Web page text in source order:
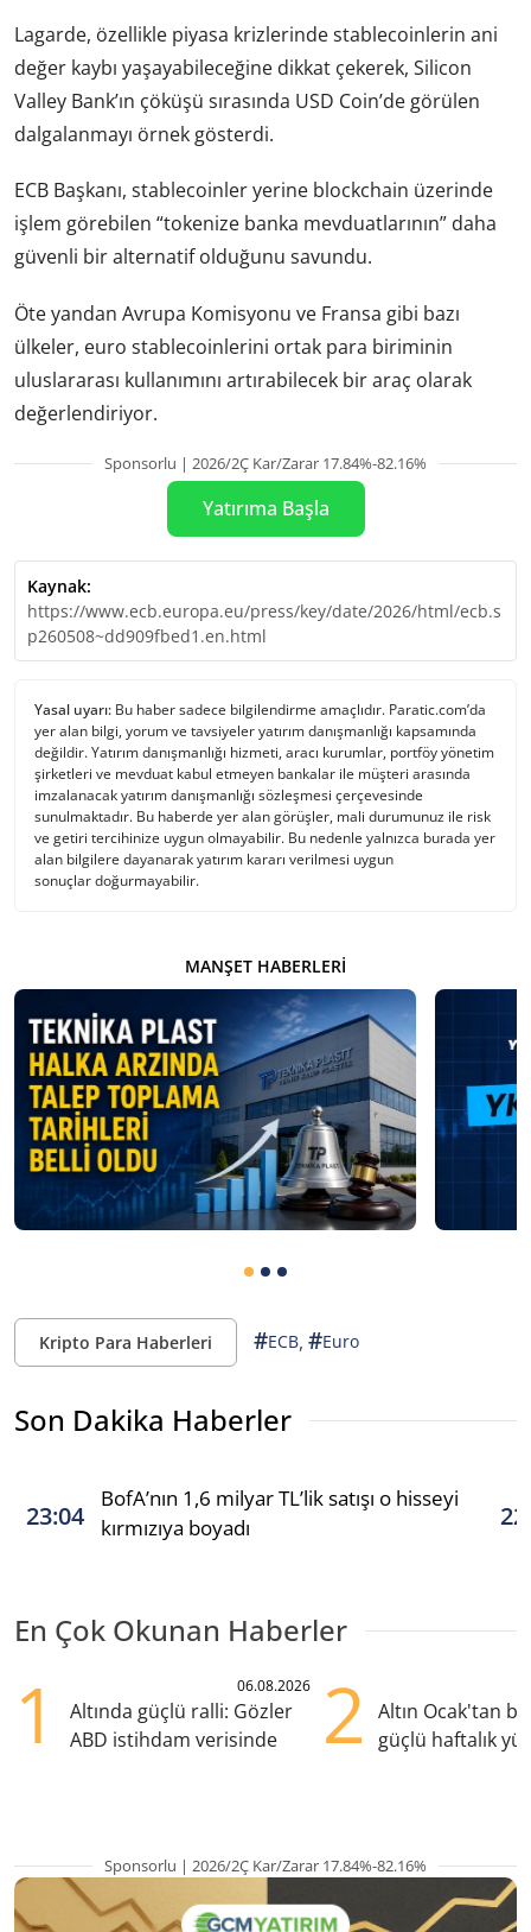
Lagarde, özellikle piyasa krizlerinde stablecoinlerin ani
değer kaybı yaşayabileceğine dikkat çekerek, Silicon
Valley Bank’ın çöküşü sırasında USD Coin’de görülen
dalgalanmayı örnek gösterdi.
ECB Başkanı, stablecoinler yerine blockchain üzerinde
işlem görebilen “tokenize banka mevduatlarının” daha
güvenli bir alternatif olduğunu savundu.
Öte yandan Avrupa Komisyonu ve Fransa gibi bazı
ülkeler, euro stablecoinlerini ortak para biriminin
uluslararası kullanımını artırabilecek bir araç olarak
değerlendiriyor.
Sponsorlu | 2026/2Ç Kar/Zarar 17.84%-82.16%
Yatırıma Başla
Kaynak:
https://www.ecb.europa.eu/press/key/date/2026/html/ecb.s
p260508~dd909fbed1.en.html
Yasal uyarı: Bu haber sadece bilgilendirme amaçlıdır. Paratic.com’da
yer alan bilgi, yorum ve tavsiyeler yatırım danışmanlığı kapsamında
değildir. Yatırım danışmanlığı hizmeti, aracı kurumlar, portföy yönetim
şirketleri ve mevduat kabul etmeyen bankalar ile müşteri arasında
imzalanacak yatırım danışmanlığı sözleşmesi çerçevesinde
sunulmaktadır. Bu haberde yer alan görüşler, mali durumunuz ile risk
ve getiri tercihinize uygun olmayabilir. Bu nedenle yalnızca burada yer
alan bilgilere dayanarak yatırım kararı verilmesi uygun
sonuçlar doğurmayabilir.
MANŞET HABERLERI
Kripto Para Haberleri #ECB, #Euro
Son Dakika Haberler
23:04
BofA’nın 1,6 milyar TL’lik satışı o hisseyi
kırmızıya boyadı
En Çok Okunan Haberler
1 06.08.2026
Altında güçlü ralli: Gözler
ABD istihdam verisinde
2
Altın Ocak'tan
güçlü haftalık
Sponsorlu | 2026/2Ç Kar/Zarar 17.84%-82.16%